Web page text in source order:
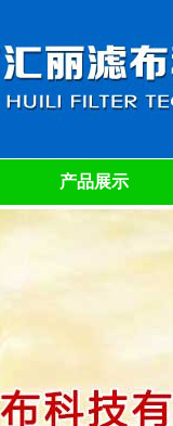
产品展示